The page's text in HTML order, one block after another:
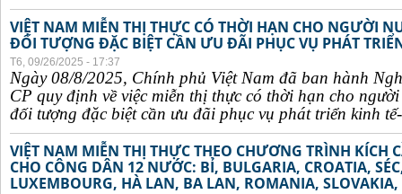
VIỆT NAM MIỄN THỊ THỰC CÓ THỜI HẠN CHO NGƯỜI
ĐỐI TƯỢNG ĐẶC BIỆT CẦN ƯU ĐÃI PHỤC VỤ PHÁT
T6, 09/26/2025 - 17:37
Ngày 08/8/2025, Chính phủ Việt Nam đã ban hành
CP quy định về việc miễn thị thực có thời hạn cho
đối tượng đặc biệt cần ưu đãi phục vụ phát triển kinh
VIỆT NAM MIỄN THỊ THỰC THEO CHƯƠNG TRÌNH KÍCH
CHO CÔNG DÂN 12 NƯỚC: BỈ, BULGARIA, CROATIA,
LUXEMBOURG, HÀ LAN, BA LAN, ROMANIA, SLOVAKIA,